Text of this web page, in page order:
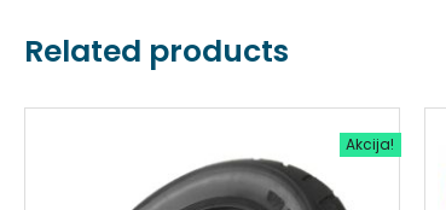
Related products
Akcija!